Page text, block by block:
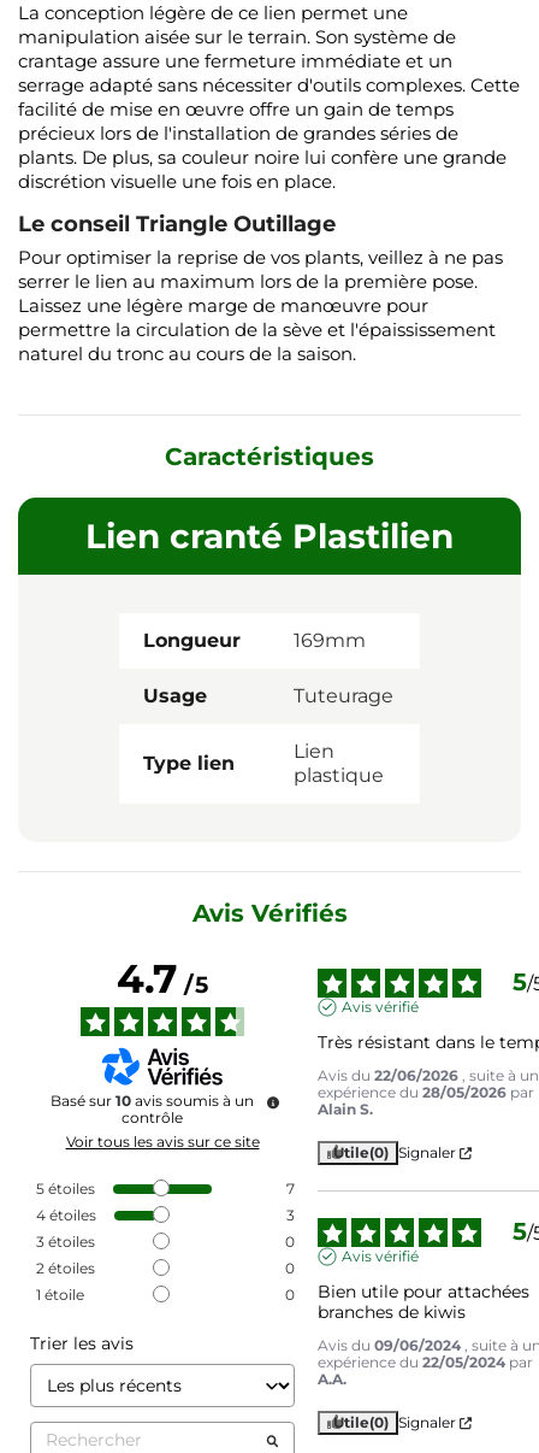
La conception légère de ce lien permet une
manipulation aisée sur le terrain. Son système de
crantage assure une fermeture immédiate et un
serrage adapté sans nécessiter d'outils complexes. Cette
facilité de mise en œuvre offre un gain de temps
précieux lors de l'installation de grandes séries de
plants. De plus, sa couleur noire lui confère une grande
discrétion visuelle une fois en place.
Le conseil Triangle Outillage
Pour optimiser la reprise de vos plants, veillez à ne pas
serrer le lien au maximum lors de la première pose.
Laissez une légère marge de manœuvre pour
permettre la circulation de la sève et l'épaississement
naturel du tronc au cours de la saison.
Caractéristiques
Lien cranté Plastilien
Longueur 169mm
Usage Tuteurage
Type lien
Lien
plastique
Avis Vérifiés
4.7/5
Basé sur 10 avis soumis à un
contrôle
Voir tous les avis sur ce site
5 étoiles
7
4 étoiles
3
3 étoiles
0
2 étoiles
0
1 étoile 0
Trier les avis
5/
Avis vérifié
Très résistant dans le
Avis du22/06/2026 , suite à
expérience du28/05/2026 par
Alain S.
Utile(0) Signaler
5/
Avis vérifié
Bien utile pour attachées
branches de kiwis
Avis du09/06/2024 , suite à
expérience du22/05/2024 par
A.A.
Utile(0) Signaler